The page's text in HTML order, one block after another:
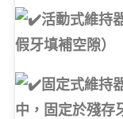
活動式維持
假牙填補空隙）
固定式維持
中，固定於殘存